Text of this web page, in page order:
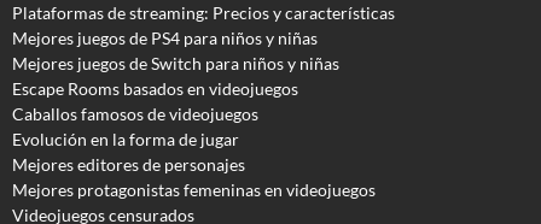
Plataformas de streaming: Precios y características
Mejores juegos de PS4 para niños y niñas
Mejores juegos de Switch para niños y niñas
Escape Rooms basados en videojuegos
Caballos famosos de videojuegos
Evolución en la forma de jugar
Mejores editores de personajes
Mejores protagonistas femeninas en videojuegos
Videojuegos censurados